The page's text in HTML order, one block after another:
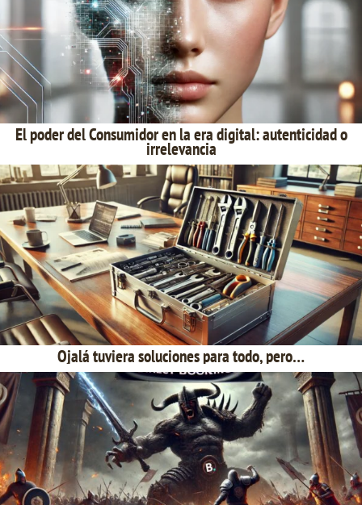
El poder del Consumidor en la era digital: autenticidad o
irrelevancia
Ojalá tuviera soluciones para todo, pero…